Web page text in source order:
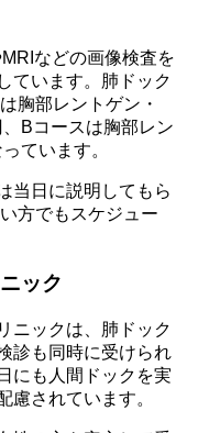
などの画像検査を
ています。肺ドック
胸部レントゲン・
Bコースは胸部レン
ています。
当日に説明してもら
方でもスケジュー
ック
ニックは、肺ドック
診も同時に受けられ
にも人間ドックを実
慮されています。